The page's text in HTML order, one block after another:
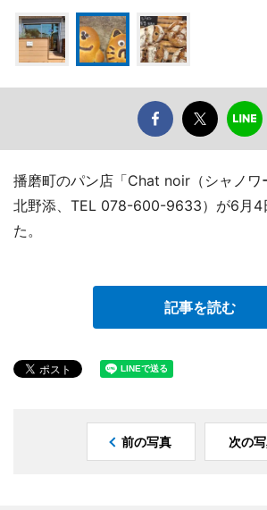
播磨町のパン店「Chat noir（シャノワ
北野添、TEL 078-600-9633）が6月4
た。
記事を読む
前の写真 次の